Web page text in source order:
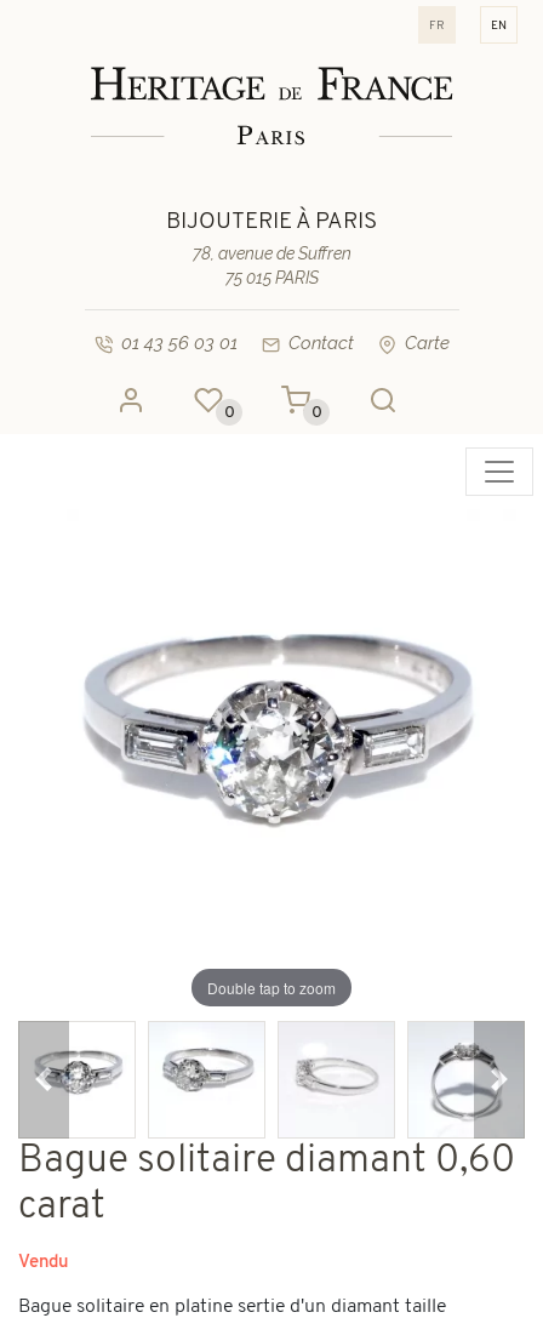
fr en
BIJOUTERIE À PARIS
78, avenue de Suffren
75 015 PARIS
01 43 56 03 01 Contact Carte
0 0
Double tap to zoom
Précédent
Bague solitaire diamant 0,60
carat
Vendu
Bague solitaire en platine sertie d'un diamant taille